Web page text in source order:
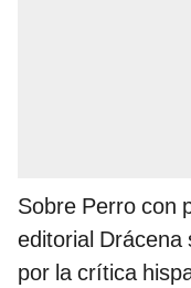
Sobre Perro con
editorial Drácena
por la crítica